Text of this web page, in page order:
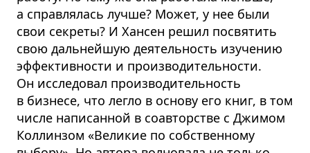
а справлялась лучше? Может, у нее были
свои секреты? И Хансен решил посвятить
свою дальнейшую деятельность изучению
эффективности и производительности.
Он исследовал производительность
в бизнесе, что легло в основу его книг, в том
числе написанной в соавторстве с Джимом
Коллинзом «Великие по собственному